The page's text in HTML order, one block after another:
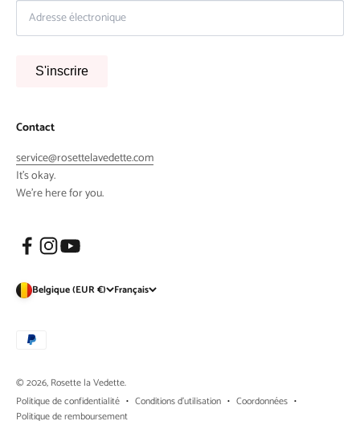
S'inscrire
Contact
service@rosettelavedette.com
It's okay.
We're here for you.
Belgique (EUR €) Français
© 2026, Rosette la Vedette.
Politique de confidentialité
Conditions d’utilisation
Coordonnées
Politique de remboursement